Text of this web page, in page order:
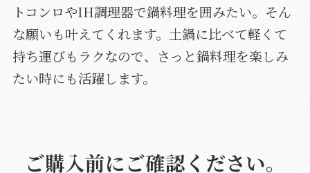
トコンロやIH調理器で鍋料理を囲みたい。そん
な願いも叶えてくれます。土鍋に比べて軽くて
持ち運びもラクなので、さっと鍋料理を楽しみ
たい時にも活躍します。
ご購入前にご確認ください。